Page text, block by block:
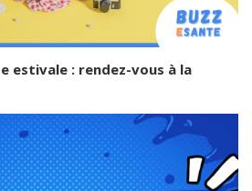
estivale : rendez-vous à la